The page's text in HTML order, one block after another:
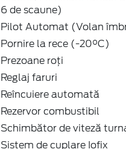
6 de scaune)
Pilot Automat (Volan
Pornire la rece (-20°C)
Prezoane roți
Reglaj faruri
Reîncuiere automată
Rezervor combustibil
Schimbător de viteză
Sistem de cuplare Iofix